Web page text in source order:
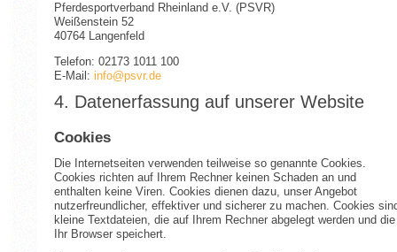
Pferdesportverband Rheinland e.V. (PSVR)
Weißenstein 52
40764 Langenfeld
Telefon: 02173 1011 100
E-Mail: info@psvr.de
4. Datenerfassung auf unserer Website
Cookies
Die Internetseiten verwenden teilweise so genannte Cookies.
Cookies richten auf Ihrem Rechner keinen Schaden an und
enthalten keine Viren. Cookies dienen dazu, unser Angebot
nutzerfreundlicher, effektiver und sicherer zu machen. Cookies
kleine Textdateien, die auf Ihrem Rechner abgelegt werden und die
Ihr Browser speichert.